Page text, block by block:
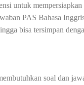
untuk
PAS Bahasa
bisa tersimpan
soal dan